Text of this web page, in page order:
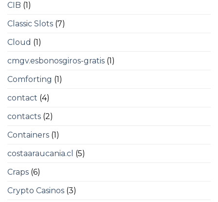
CIB (1)
Classic Slots (7)
Cloud (1)
cmgv.esbonosgiros-gratis (1)
Comforting (1)
contact (4)
contacts (2)
Containers (1)
costaaraucania.cl (5)
Craps (6)
Crypto Casinos (3)